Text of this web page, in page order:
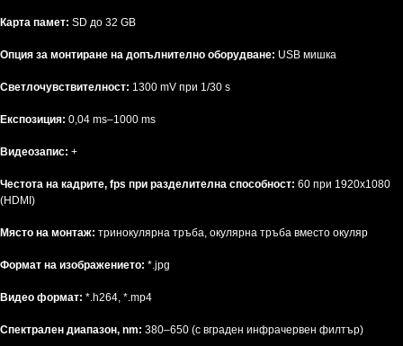
Карта памет: SD до 32 GB
Опция за монтиране на допълнително оборудване: USB мишка
Светлочувствителност: 1300 mV при 1/30 s
Експозиция: 0,04 ms–1000 ms
Видеозапис: +
Честота на кадрите, fps при разделителна способност: 60 при 1920x1080
(HDMI)
Място на монтаж: тринокулярна тръба, окулярна тръба вместо окуляр
Формат на изображението: *.jpg
Видео формат: *.h264, *.mp4
Спектрален диапазон, nm: 380–650 (с вграден инфрачервен филтър)